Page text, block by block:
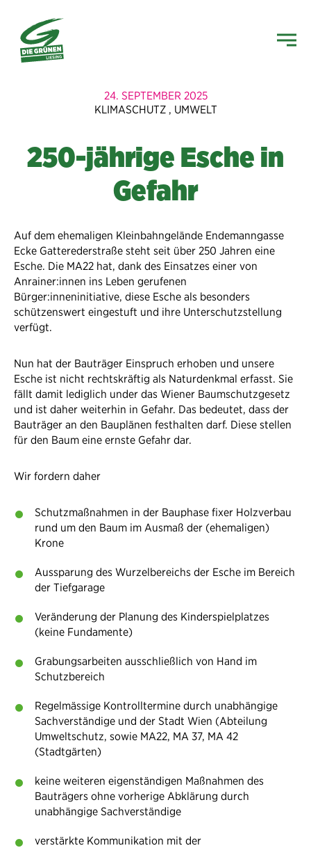
24. SEPTEMBER 2025
KLIMASCHUTZ, UMWELT
250-jährige Esche in
Gefahr
Auf dem ehemaligen Kleinbahngelände Endemanngasse
Ecke Gatterederstraße steht seit über 250 Jahren eine
Esche. Die MA22 hat, dank des Einsatzes einer von
Anrainer:innen ins Leben gerufenen
Bürger:inneninitiative, diese Esche als besonders
schützenswert eingestuft und ihre Unterschutzstellung
verfügt.
Nun hat der Bauträger Einspruch erhoben und unsere
Esche ist nicht rechtskräftig als Naturdenkmal erfasst. Sie
fällt damit lediglich under das Wiener Baumschutzgesetz
und ist daher weiterhin in Gefahr. Das bedeutet, dass der
Bauträger an den Bauplänen festhalten darf. Diese stellen
für den Baum eine ernste Gefahr dar.
Wir fordern daher
Schutzmaßnahmen in der Bauphase fixer Holzverbau
rund um den Baum im Ausmaß der (ehemaligen)
Krone
Aussparung des Wurzelbereichs der Esche im Bereich
der Tiefgarage
Veränderung der Planung des Kinderspielplatzes
(keine Fundamente)
Grabungsarbeiten ausschließlich von Hand im
Schutzbereich
Regelmässige Kontrolltermine durch unabhängige
Sachverständige und der Stadt Wien (Abteilung
Umweltschutz, sowie MA22, MA 37, MA 42
(Stadtgärten)
keine weiteren eigenständigen Maßnahmen des
Bauträgers ohne vorherige Abklärung durch
unabhängige Sachverständige
verstärkte Kommunikation mit der